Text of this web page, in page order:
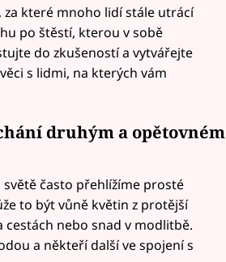
za které mnoho lidí stále utrácí
po štěstí, kterou v sobě
do zkušeností a vytvářejte
s lidmi, na kterých vám
druhým a opětovném
často přehlížíme prosté
to být vůně květin z protější
cestách nebo snad v modlitbě.
a někteří další ve spojení s